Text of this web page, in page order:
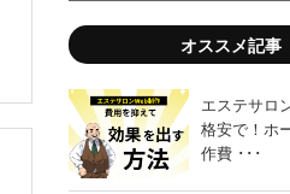
オススメ記事
エステサロ
格安で！ホ
作費 ･･･